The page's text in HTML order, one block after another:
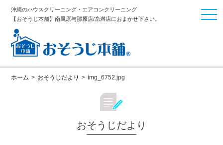
沖縄のハウスクリーニング・エアコンクリーニング
【おそうじ本舗】南風原与那原店/糸満店におまかせ下さい。
ホーム > おそうじだより > img_6752.jpg
おそうじだより